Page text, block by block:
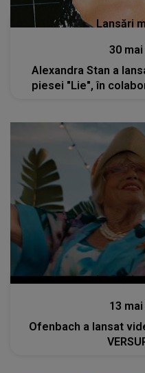
Lansări
30
Alexandra Stan a
piesei "Lie", în
Lansări
13
Ofenbach a lansat